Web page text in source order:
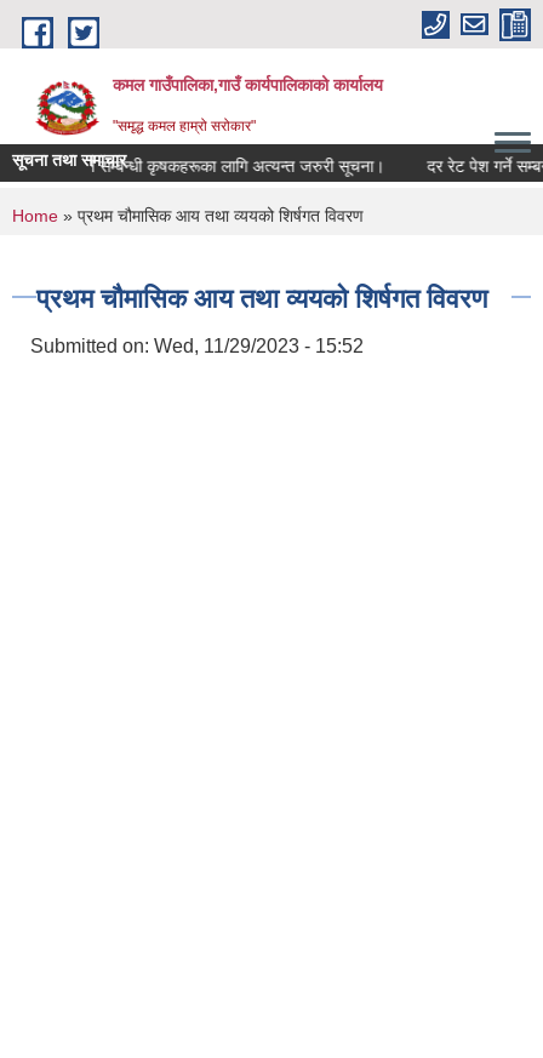
Skip to main content
कमल गाउँपालिका,गाउँ कार्यपालिकाको कार्यालय
"समृद्ध कमल हाम्रो सरोकार"
सूचना तथा समाचार
बाली बीमा गर्ने सम्बन्धी कृषकहरूका लागि अत्यन्त जरुरी सूचना। दर रेट पेश गर्ने
You are here
Home » प्रथम चौमासिक आय तथा व्ययको शिर्षगत विवरण
प्रथम चौमासिक आय तथा व्ययको शिर्षगत विवरण
Submitted on: Wed, 11/29/2023 - 15:52